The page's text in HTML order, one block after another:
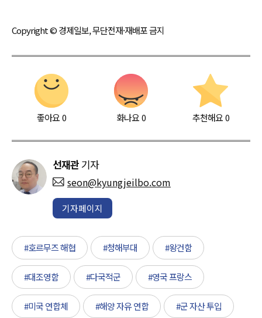
Copyright © 경제일보, 무단전재·재배포 금지
좋아요0 화나요0 추천해요 0
선재관 기자
seon@kyungjeilbo.com
기자페이지
#호르무즈 해협 #청해부대 #왕건함
#대조영함 #다국적군 #영국 프랑스
#미국 연합체 #해양 자유 연합 #군 자산 투입